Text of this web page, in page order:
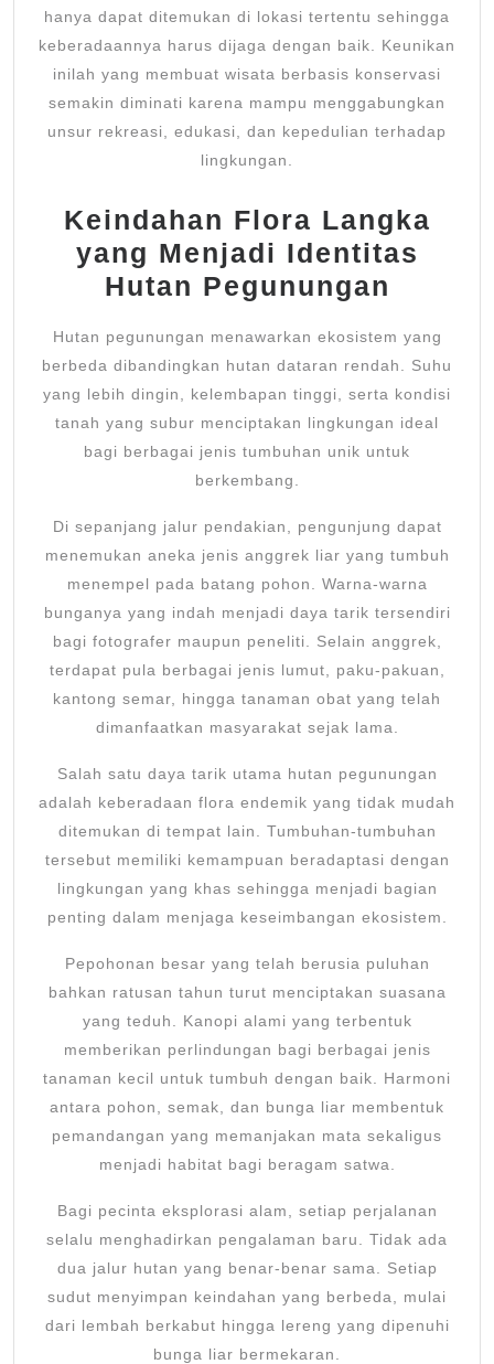
hanya dapat ditemukan di lokasi tertentu sehingga
keberadaannya harus dijaga dengan baik. Keunikan
inilah yang membuat wisata berbasis konservasi
semakin diminati karena mampu menggabungkan
unsur rekreasi, edukasi, dan kepedulian terhadap
lingkungan.
Keindahan Flora Langka
yang Menjadi Identitas
Hutan Pegunungan
Hutan pegunungan menawarkan ekosistem yang
berbeda dibandingkan hutan dataran rendah. Suhu
yang lebih dingin, kelembapan tinggi, serta kondisi
tanah yang subur menciptakan lingkungan ideal
bagi berbagai jenis tumbuhan unik untuk
berkembang.
Di sepanjang jalur pendakian, pengunjung dapat
menemukan aneka jenis anggrek liar yang tumbuh
menempel pada batang pohon. Warna-warna
bunganya yang indah menjadi daya tarik tersendiri
bagi fotografer maupun peneliti. Selain anggrek,
terdapat pula berbagai jenis lumut, paku-pakuan,
kantong semar, hingga tanaman obat yang telah
dimanfaatkan masyarakat sejak lama.
Salah satu daya tarik utama hutan pegunungan
adalah keberadaan flora endemik yang tidak mudah
ditemukan di tempat lain. Tumbuhan-tumbuhan
tersebut memiliki kemampuan beradaptasi dengan
lingkungan yang khas sehingga menjadi bagian
penting dalam menjaga keseimbangan ekosistem.
Pepohonan besar yang telah berusia puluhan
bahkan ratusan tahun turut menciptakan suasana
yang teduh. Kanopi alami yang terbentuk
memberikan perlindungan bagi berbagai jenis
tanaman kecil untuk tumbuh dengan baik. Harmoni
antara pohon, semak, dan bunga liar membentuk
pemandangan yang memanjakan mata sekaligus
menjadi habitat bagi beragam satwa.
Bagi pecinta eksplorasi alam, setiap perjalanan
selalu menghadirkan pengalaman baru. Tidak ada
dua jalur hutan yang benar-benar sama. Setiap
sudut menyimpan keindahan yang berbeda, mulai
dari lembah berkabut hingga lereng yang dipenuhi
bunga liar bermekaran.